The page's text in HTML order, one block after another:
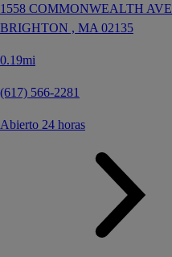
1558 COMMONWEALTH AVE
BRIGHTON , MA 02135
0.19mi
(617) 566-2281
Abierto 24 horas